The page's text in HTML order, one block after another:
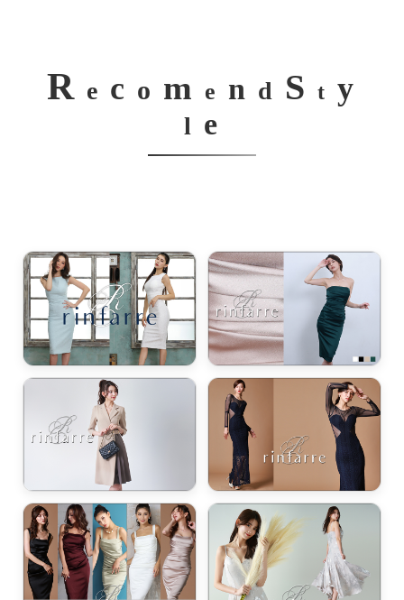
R e c o m e n d S t y
l e
立てる一着。
ース
、自分らしく、美しく。-
ンピース
エレガンスをひとさじー